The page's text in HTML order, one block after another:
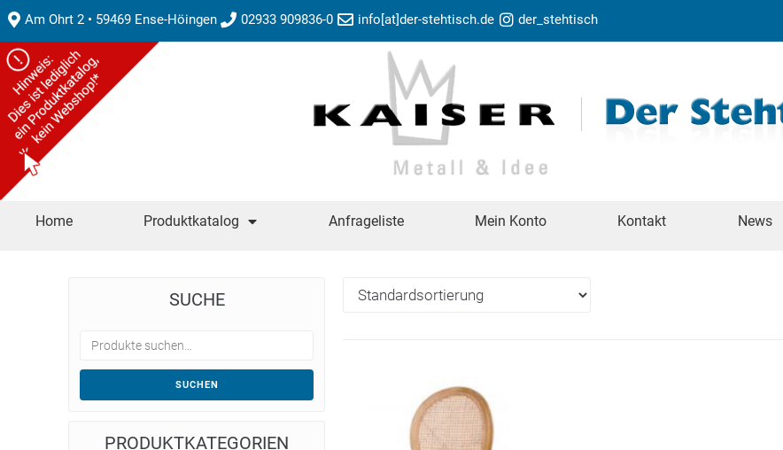
Am Ohrt 2 • 59469 Ense-Höingen 02933 909836-0 info[at]der-stehtisch.de der_stehtisch
Home Produktkatalog Anfrageliste Mein Konto Kontakt News
SUCHE
SUCHEN
PRODUKTKATEGORIEN